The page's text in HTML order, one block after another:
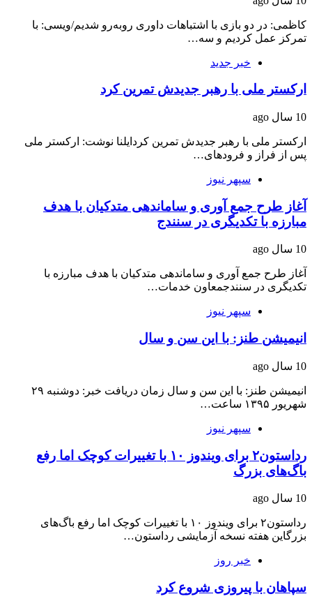
کاظمی: در دو بازی با اشتباهات داوری روبه‌رو شدیم/ویسی: با
تمرکز عمل کردیم و سه…
خبر جدید
ارکستر ملی با رهبر جدیدش تمرین کرد
10 سال ago
ارکستر ملی با رهبر جدیدش تمرین کردایلنا نوشت: ارکستر ملی
پس از فراز و فرودهای…
سپهر نیوز
آغاز طرح جمع آوری و ساماندهی متدکیان با هدف
مبارزه با تکدی‎گری در سنندج
10 سال ago
آغاز طرح جمع آوری و ساماندهی متدکیان با هدف مبارزه با
تکدی‎گری در سنندجمعاون خدمات…
سپهر نیوز
انیمیشن طنز: با این سن و سال
10 سال ago
انیمیشن طنز: با این سن و سال زمان دریافت خبر: دوشنبه ۲۹
شهریور ۱۳۹۵ ساعت…
سپهر نیوز
رداستون۲ برای ویندوز ۱۰ با تغییرات کوچک اما رفع
باگ‌های بزرگ
10 سال ago
رداستون۲ برای ویندوز ۱۰ با تغییرات کوچک اما رفع باگ‌های
بزرگاین هفته نسخه آزمایشی رداستون…
خبر روز
سپاهان با پیروزی شروع کرد